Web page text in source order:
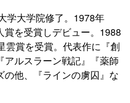
学大学院修了。1978年
賞を受賞しデビュー。1988
雲賞を受賞。代表作に『創
ルスラーン戦記』『薬師
他、『ラインの虜囚』な